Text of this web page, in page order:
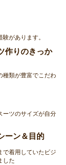
があります。
作りのきっか
種類が豊富でこだわ
ーツのサイズが自分
ーン＆目的
で着用していたビジ
した